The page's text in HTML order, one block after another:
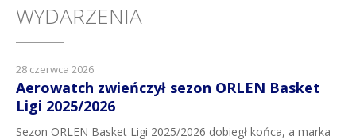
WYDARZENIA
28 czerwca 2026
Aerowatch zwieńczył sezon ORLEN Basket
Ligi 2025/2026
Sezon ORLEN Basket Ligi 2025/2026 dobiegł końca, a marka